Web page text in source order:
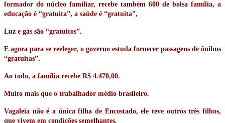
formador do núcleo familiar, recebe também 600 de bolsa família, a
educação é “gratuita”, a saúde é “gratuita”,
Luz e gás são “gratuitos”.
E agora para se reeleger, o governo estuda fornecer passagens de ônibus
“gratuitas”.
Ao todo, a família recebe R$ 4.470,00.
Muito mais que o trabalhador médio brasileiro.
Vagaleia não é a única filha de Encostado, ele teve outros três filhos,
que vivem em condições semelhantes.